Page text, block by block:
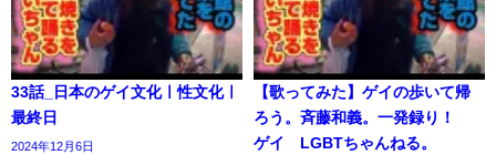
33話_日本のゲイ文化ㅣ性文化ㅣ
最終日
2024年12月6日
【歌ってみた】ゲイの歩いて帰
ろう。斉藤和義。一発録り！
ゲイ LGBTちゃんねる。